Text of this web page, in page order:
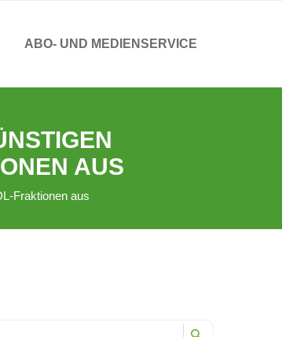
ABO- UND MEDIENSERVICE
AUS
Fraktionen aus